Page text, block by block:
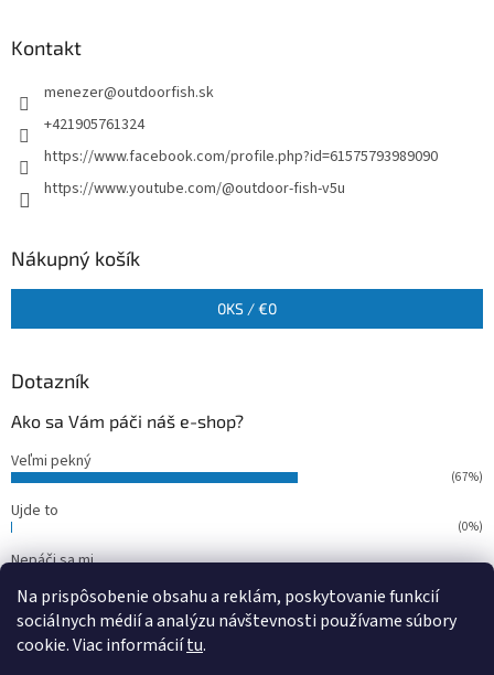
Na prispôsobenie obsahu a reklám, poskytovanie funkcií
sociálnych médií a analýzu návštevnosti používame súbory
cookie. Viac informáciítu.
Kontakt
menezer@outdoorfish.sk
+421905761324
https://www.facebook.com/profile.php?id=61575793989090
https://www.youtube.com/@outdoor-fish-v5u
Nákupný košík
0KS /€0
Dotazník
Ako sa Vám páči náš e-shop?
Veľmi pekný
(67%)
Ujde to
(0%)
Nepáči sa mi
Počet hlasov:15